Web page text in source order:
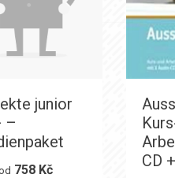
junior
–
758 Kč
CD